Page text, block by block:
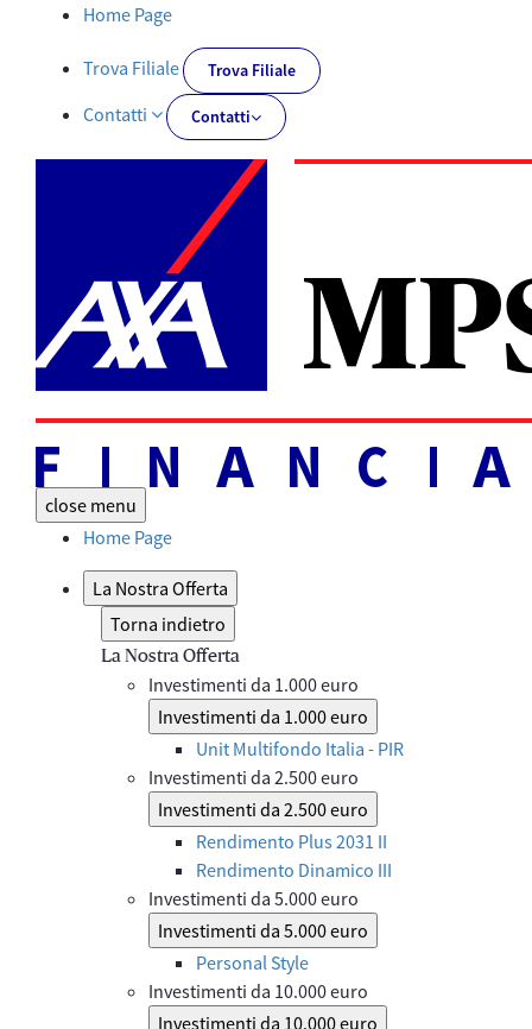
Documentazione obbligatoria | AXA MPS Financial - AXA-
Home Page
Trova Filiale Trova Filiale
Contatti Contatti
close menu
Home Page
La Nostra Offerta
Torna indietro
La Nostra Offerta
Investimenti da 1.000 euro
Investimenti da 1.000 euro
Unit Multifondo Italia - PIR
Investimenti da 2.500 euro
Investimenti da 2.500 euro
Rendimento Plus 2031 II
Rendimento Dinamico III
Investimenti da 5.000 euro
Investimenti da 5.000 euro
Personal Style
Investimenti da 10.000 euro
Investimenti da 10.000 euro